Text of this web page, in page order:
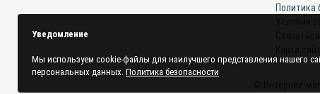
Политика
Уведомление
Мы используем cookie-файлы для наилучшего представления нашего
персональных данных. Политика безопасности